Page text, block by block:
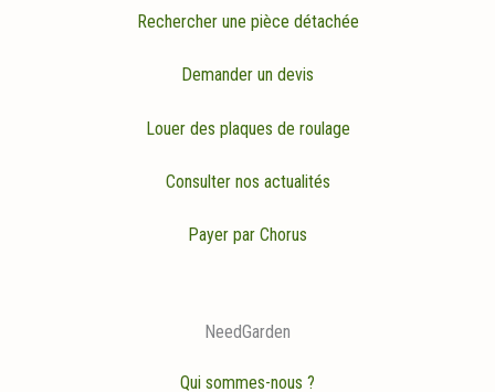
Rechercher une pièce détachée
Demander un devis
Louer des plaques de roulage
Consulter nos actualités
Payer par Chorus
NeedGarden
Qui sommes-nous ?